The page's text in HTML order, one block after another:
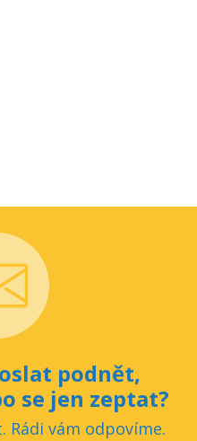
podnět,
se jen zeptat?
Rádi vám odpovíme.